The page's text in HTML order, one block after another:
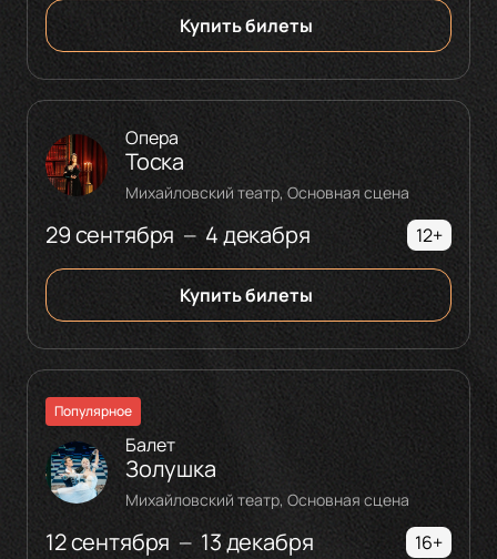
Купить билеты
29 сентября — 4 декабря
Опера
Тоска
Михайловский театр, Основная сцена
12+
Купить билеты
Популярное
12 сентября — 13 декабря
Балет
Золушка
Михайловский театр, Основная сцена
16+